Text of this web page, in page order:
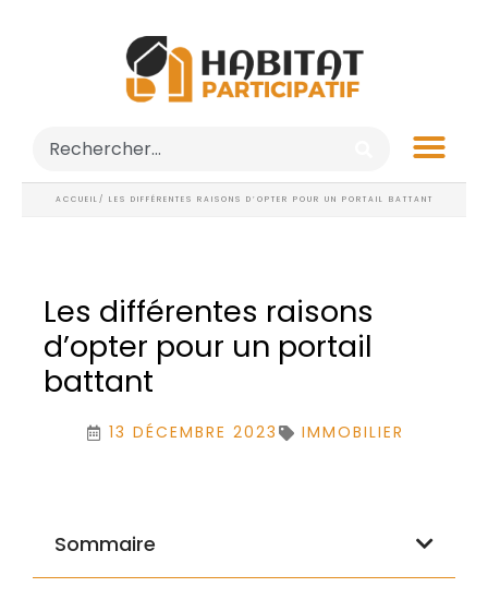
ACCUEIL / LES DIFFÉRENTES RAISONS D’OPTER POUR UN PORTAIL BATTANT
Les différentes raisons
d’opter pour un portail
battant
13 DÉCEMBRE 2023 IMMOBILIER
Sommaire